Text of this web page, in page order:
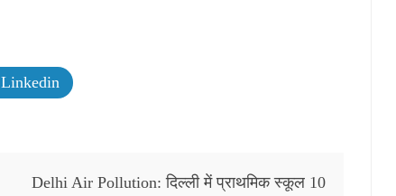
Linkedin
Delhi Air Pollution: दिल्ली में प्राथमिक स्कूल 10